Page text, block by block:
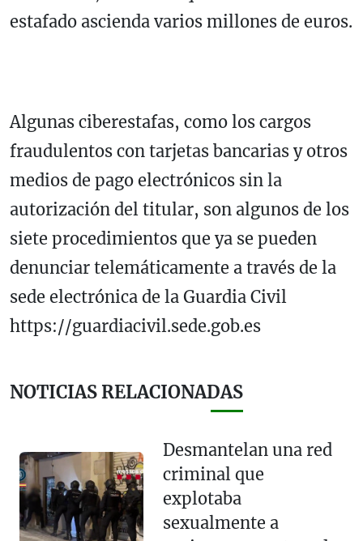
estafado ascienda varios millones de euros.
Algunas ciberestafas, como los cargos
fraudulentos con tarjetas bancarias y otros
medios de pago electrónicos sin la
autorización del titular, son algunos de los
siete procedimientos que ya se pueden
denunciar telemáticamente a través de la
sede electrónica de la Guardia Civil
https://guardiacivil.sede.gob.es
NOTICIAS RELACIONADAS
Desmantelan una red
criminal que
explotaba
sexualmente a